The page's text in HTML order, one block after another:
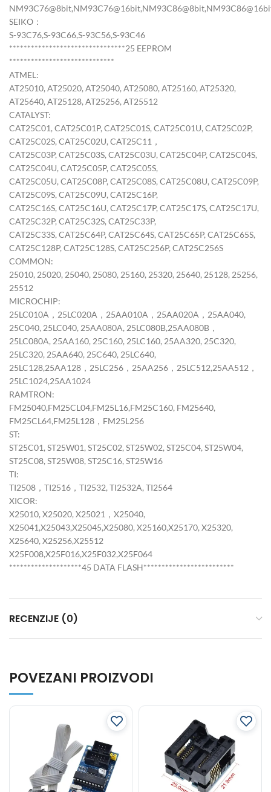
SEIKO：
S-93C76,S-93C66,S-93C56,S-93C46
********************************25 EEPROM
*****************************
ATMEL:
AT25010, AT25020, AT25040, AT25080, AT25160, AT25320,
AT25640, AT25128, AT25256, AT25512
CATALYST:
CAT25C01, CAT25C01P, CAT25C01S, CAT25C01U, CAT25C02P,
CAT25C02S, CAT25C02U, CAT25C11，
CAT25C03P, CAT25C03S, CAT25C03U, CAT25C04P, CAT25C04S,
CAT25C04U, CAT25C05P, CAT25C05S,
CAT25C05U, CAT25C08P, CAT25C08S, CAT25C08U, CAT25C09P,
CAT25C09S, CAT25C09U, CAT25C16P,
CAT25C16S, CAT25C16U, CAT25C17P, CAT25C17S, CAT25C17U,
CAT25C32P, CAT25C32S, CAT25C33P,
CAT25C33S, CAT25C64P, CAT25C64S, CAT25C65P, CAT25C65S,
CAT25C128P, CAT25C128S, CAT25C256P, CAT25C256S
COMMON:
25010, 25020, 25040, 25080, 25160, 25320, 25640, 25128, 25256,
25512
MICROCHIP:
25LC010A，25LC020A，25AA010A，25AA020A，25AA040,
25C040, 25LC040, 25AA080A, 25LC080B,25AA080B，
25LC080A, 25AA160, 25C160, 25LC160, 25AA320, 25C320,
25LC320, 25AA640, 25C640, 25LC640,
25LC128,25AA128，25LC256，25AA256，25LC512,25AA512，
25LC1024,25AA1024
RAMTRON:
FM25040,FM25CL04,FM25L16,FM25C160, FM25640,
FM25CL64,FM25L128，FM25L256
ST:
ST25C01, ST25W01, ST25C02, ST25W02, ST25C04, ST25W04,
ST25C08, ST25W08, ST25C16, ST25W16
TI:
TI2508，TI2516，TI2532, TI2532A, TI2564
XICOR:
X25010, X25020, X25021，X25040,
X25041,X25043,X25045,X25080, X25160,X25170, X25320,
X25640, X25256,X25512
X25F008,X25F016,X25F032,X25F064
********************45 DATA FLASH*************************
RECENZIJE (0)
POVEZANI PROIZVODI